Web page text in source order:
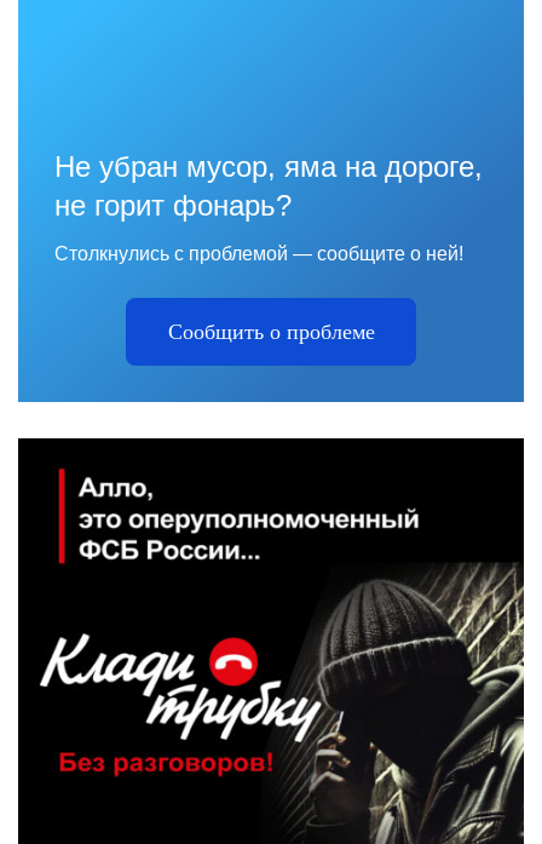
Не убран мусор, яма на дороге,
не горит фонарь?
Столкнулись с проблемой — сообщите о ней!
Сообщить о проблеме